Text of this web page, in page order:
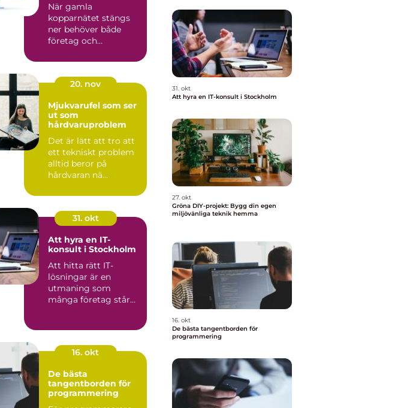
När gamla
kopparnätet stängs
ner behöver både
företag och
över sin telefoni.
Många...
20. nov
Mjukvarufel som ser
ut som
hårdvaruproblem
Det är lätt att tro att
ett tekniskt problem
alltid beror på
hårdvaran nä...
31. okt
Att hyra en IT-
konsult i Stockholm
Att hitta rätt IT-
lösningar är en
utmaning som
många företag står
16. okt
De bästa
tangentborden för
programmering
31. okt
Att hyra en IT-konsult i Stockholm
27. okt
Gröna DIY-projekt: Bygg din egen
miljövänliga teknik hemma
16. okt
De bästa tangentborden för
programmering